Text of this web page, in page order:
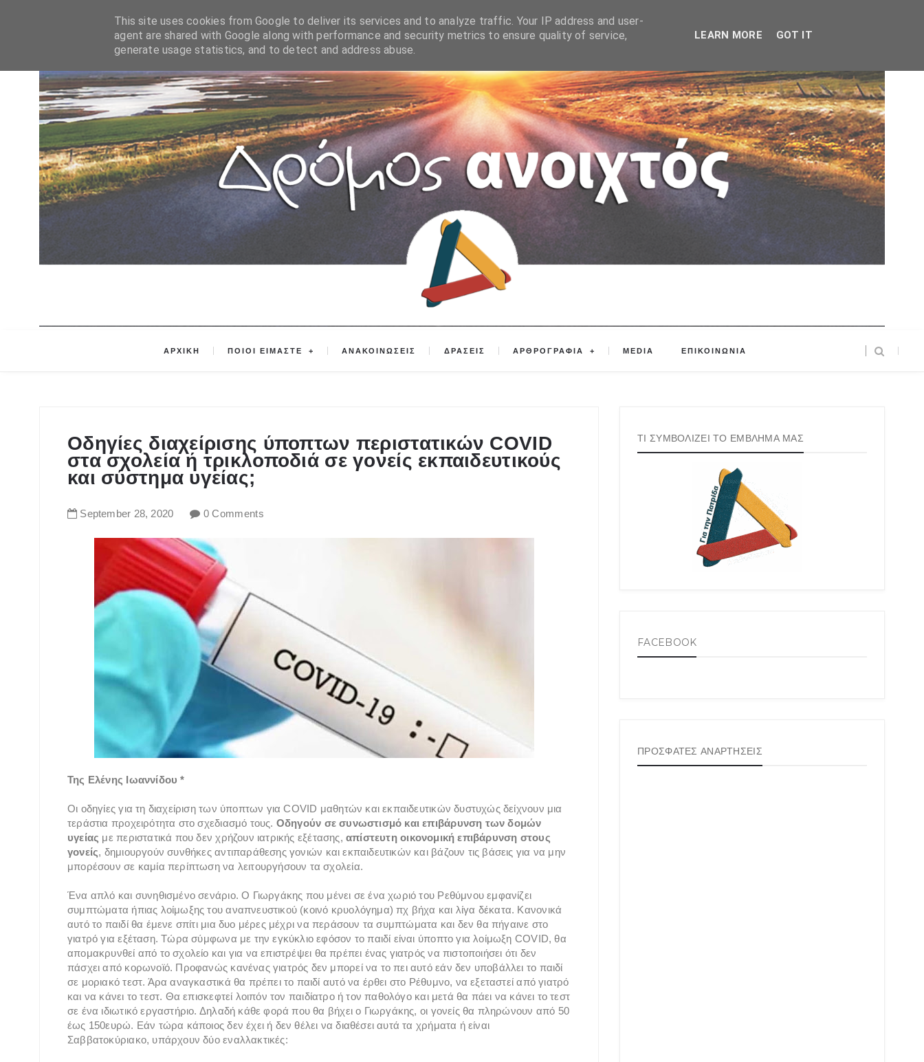
ΑΡΧΙΚΗ ΠΟΙΟΙ ΕΙΜΑΣΤΕ ΑΝΑΚΟΙΝΩΣΕΙΣ ΔΡΑΣΕΙΣ ΑΡΘΡΟΓΡΑΦΙΑ MEDIA ΕΠΙΚΟΙΝΩΝΙΑ
Οδηγίες διαχείρισης ύποπτων περιστατικών COVID
στα σχολεία ή τρικλοποδιά σε γονείς εκπαιδευτικούς
και σύστημα υγείας;
September 28, 2020 0 Comments
Της Ελένης Ιωαννίδου *
Οι οδηγίες για τη διαχείριση των ύποπτων για COVID μαθητών και εκπαιδευτικών δυστυχώς δείχνουν μια
τεράστια προχειρότητα στο σχεδιασμό τους. Οδηγούν σε συνωστισμό και επιβάρυνση των δομών
υγείας με περιστατικά που δεν χρήζουν ιατρικής εξέτασης, απίστευτη οικονομική επιβάρυνση στους
γονείς, δημιουργούν συνθήκες αντιπαράθεσης γονιών και εκπαιδευτικών και βάζουν τις βάσεις για να μην
μπορέσουν σε καμία περίπτωση να λειτουργήσουν τα σχολεία.
Ένα απλό και συνηθισμένο σενάριο. Ο Γιωργάκης που μένει σε ένα χωριό του Ρεθύμνου εμφανίζει
συμπτώματα ήπιας λοίμωξης του αναπνευστικού (κοινό κρυολόγημα) πχ βήχα και λίγα δέκατα. Κανονικά
αυτό το παιδί θα έμενε σπίτι μια δυο μέρες μέχρι να περάσουν τα συμπτώματα και δεν θα πήγαινε στο
γιατρό για εξέταση. Τώρα σύμφωνα με την εγκύκλιο εφόσον το παιδί είναι ύποπτο για λοίμωξη COVID, θα
απομακρυνθεί από το σχολείο και για να επιστρέψει θα πρέπει ένας γιατρός να πιστοποιήσει ότι δεν
πάσχει από κορωνοϊό. Προφανώς κανένας γιατρός δεν μπορεί να το πει αυτό εάν δεν υποβάλλει το παιδί
σε μοριακό τεστ. Άρα αναγκαστικά θα πρέπει το παιδί αυτό να έρθει στο Ρέθυμνο, να εξεταστεί από γιατρό
και να κάνει το τεστ. Θα επισκεφτεί λοιπόν τον παιδίατρο ή τον παθολόγο και μετά θα πάει να κάνει το τεστ
σε ένα ιδιωτικό εργαστήριο. Δηλαδή κάθε φορά που θα βήχει ο Γιωργάκης, οι γονείς θα πληρώνουν από 50
έως 150ευρώ. Εάν τώρα κάποιος δεν έχει ή δεν θέλει να διαθέσει αυτά τα χρήματα ή είναι
Σαββατοκύριακο, υπάρχουν δύο εναλλακτικές:
ΤΙ ΣΥΜΒΟΛΙΖΕΙ ΤΟ ΕΜΒΛΗΜΑ ΜΑΣ
FACEBOOK
ΠΡΟΣΦΑΤΕΣ ΑΝΑΡΤΗΣΕΙΣ
This site uses cookies from Google to deliver its services and to analyze traffic. Your IP address and user-
agent are shared with Google along with performance and security metrics to ensure quality of service,
generate usage statistics, and to detect and address abuse.
LEARN MORE GOT IT